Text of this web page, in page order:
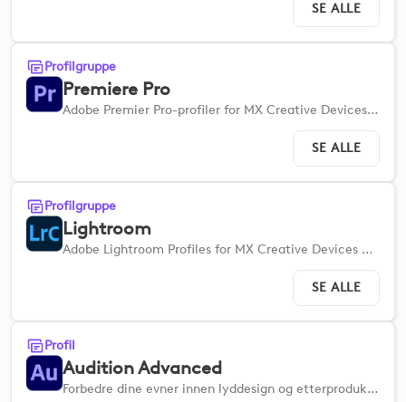
SE ALLE
Profilgruppe
Premiere Pro
Adobe Premier Pro-profiler for MX Creative Devices hjelper deg med å konfigurere raskt, slik at du kan effektivisere arbeidsflyten.
SE ALLE
Profilgruppe
Lightroom
Adobe Lightroom Profiles for MX Creative Devices hjelper deg med å konfigurere raskt, slik at du kan effektivisere arbeidsflyten for bilderedigering.
SE ALLE
Profil
Audition Advanced
Forbedre dine evner innen lyddesign og etterproduksjon med et omfattende sett med avanserte verktøy.